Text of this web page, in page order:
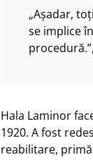
„Așadar,
se implice
Hala Laminor
1920. A fost
reabilitare,